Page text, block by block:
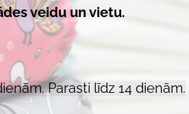
veidu un vietu.
Parasti līdz 14 dienām.